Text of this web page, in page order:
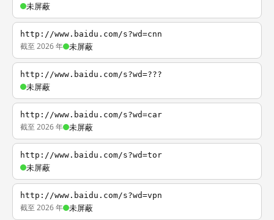
未屏蔽
http://www.baidu.com/s?wd=cnn
截至 2026 年 未屏蔽
http://www.baidu.com/s?wd=???
未屏蔽
http://www.baidu.com/s?wd=car
截至 2026 年 未屏蔽
http://www.baidu.com/s?wd=tor
未屏蔽
http://www.baidu.com/s?wd=vpn
截至 2026 年 未屏蔽